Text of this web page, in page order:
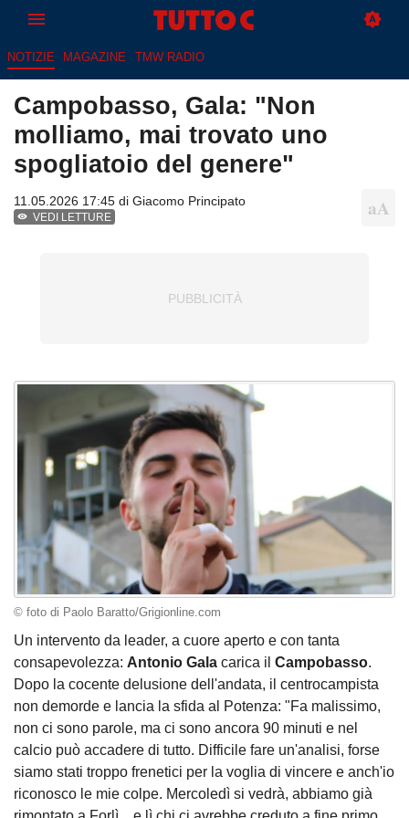
NOTIZIE MAGAZINE TMW RADIO
Campobasso, Gala: "Non
molliamo, mai trovato uno
spogliatoio del genere"
11.05.2026 17:45 di Giacomo Principato
VEDI LETTURE
© foto di Paolo Baratto/Grigionline.com
Un intervento da leader, a cuore aperto e con tanta
consapevolezza: Antonio Gala carica il Campobasso.
Dopo la cocente delusione dell'andata, il centrocampista
non demorde e lancia la sfida al Potenza: "Fa malissimo,
non ci sono parole, ma ci sono ancora 90 minuti e nel
calcio può accadere di tutto. Difficile fare un'analisi, forse
siamo stati troppo frenetici per la voglia di vincere e anch'io
riconosco le mie colpe. Mercoledì si vedrà, abbiamo già